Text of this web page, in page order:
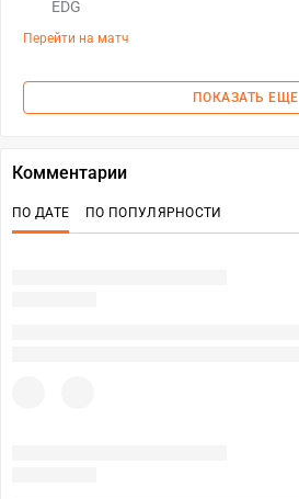
EDG
Перейти на матч
ПОКАЗАТЬ ЕЩЕ
Комментарии
ПО ДАТЕ ПО ПОПУЛЯРНОСТИ